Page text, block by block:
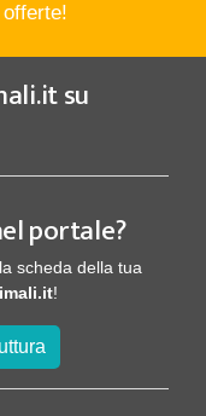
su
portale?
scheda della tua
!